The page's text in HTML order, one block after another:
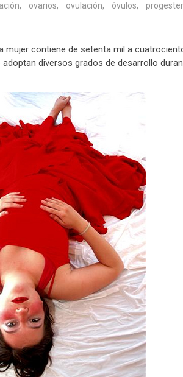
, ovarios, ovulación, óvulos,
mujer contiene de setenta mil a
diversos grados de desarrollo